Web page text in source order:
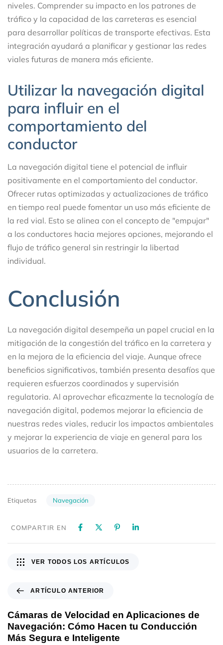
niveles. Comprender su impacto en los patrones de
tráfico y la capacidad de las carreteras es esencial
para desarrollar políticas de transporte efectivas. Esta
integración ayudará a planificar y gestionar las redes
viales futuras de manera más eficiente.
Utilizar la navegación digital
para influir en el
comportamiento del
conductor
La navegación digital tiene el potencial de influir
positivamente en el comportamiento del conductor.
Ofrecer rutas optimizadas y actualizaciones de tráfico
en tiempo real puede fomentar un uso más eficiente de
la red vial. Esto se alinea con el concepto de "empujar"
a los conductores hacia mejores opciones, mejorando el
flujo de tráfico general sin restringir la libertad
individual.
Conclusión
La navegación digital desempeña un papel crucial en la
mitigación de la congestión del tráfico en la carretera y
en la mejora de la eficiencia del viaje. Aunque ofrece
beneficios significativos, también presenta desafíos que
requieren esfuerzos coordinados y supervisión
regulatoria. Al aprovechar eficazmente la tecnología de
navegación digital, podemos mejorar la eficiencia de
nuestras redes viales, reducir los impactos ambientales
y mejorar la experiencia de viaje en general para los
usuarios de la carretera.
Etiquetas Navegación
COMPARTIR EN
ARTÍCULO ANTERIOR
Cámaras de Velocidad en Aplicaciones de
Navegación: Cómo Hacen tu Conducción
Más Segura e Inteligente
VER TODOS LOS ARTÍCULOS